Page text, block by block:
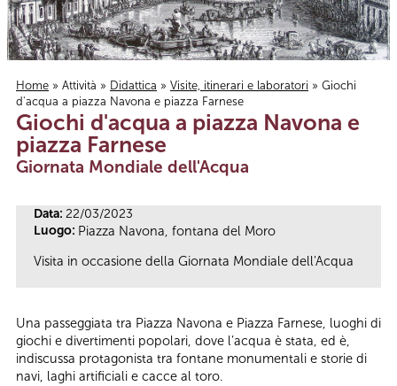
Tu sei qui
Home » Attività » Didattica » Visite, itinerari e laboratori » Giochi
d'acqua a piazza Navona e piazza Farnese
Giochi d'acqua a piazza Navona e
piazza Farnese
Giornata Mondiale dell'Acqua
Data: 22/03/2023
Luogo: Piazza Navona, fontana del Moro
Visita in occasione della Giornata Mondiale dell'Acqua
Una passeggiata tra Piazza Navona e Piazza Farnese, luoghi di
giochi e divertimenti popolari, dove l’acqua è stata, ed è,
indiscussa protagonista tra fontane monumentali e storie di
navi, laghi artificiali e cacce al toro.